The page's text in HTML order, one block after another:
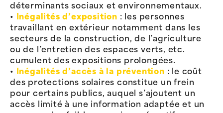
déterminants sociaux et environnementaux.
•
Inégalités d’exposition : les personnes
travaillant en extérieur notamment dans les
secteurs de la construction, de l’agriculture
ou de l’entretien des espaces verts, etc.
cumulent des expositions prolongées.
•
Inégalités d’accès à la prévention : le coût
des protections solaires constitue un frein
pour certains publics, auquel s’ajoutent un
accès limité à une information adaptée et un